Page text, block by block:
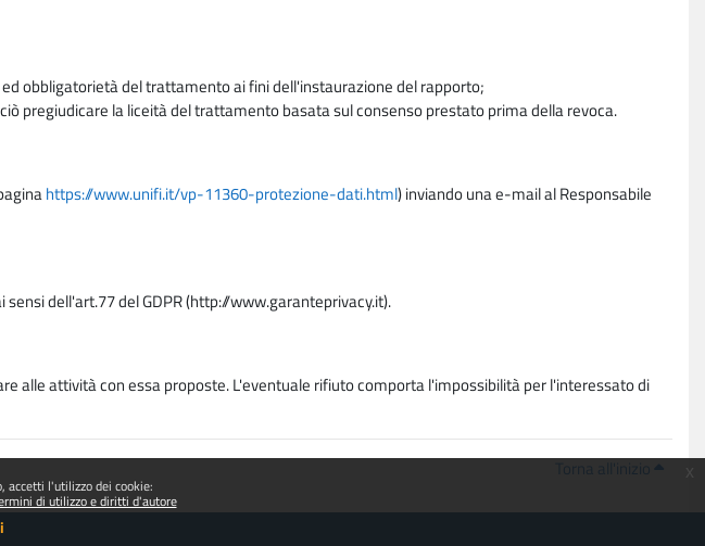
accetti l'utilizzo dei cookie:
di utilizzo e diritti d'autore
obbligatorietà del trattamento ai fini dell'instaurazione del rapporto;
pregiudicare la liceità del trattamento basata sul consenso prestato prima della revoca.
https://www.unifi.it/vp-11360-protezione-dati.html) inviando una e-mail al Responsabile
dell'art.77 del GDPR (http://www.garanteprivacy.it).
alle attività con essa proposte. L'eventuale rifiuto comporta l'impossibilità per l'interessato di
Torna all'inizio